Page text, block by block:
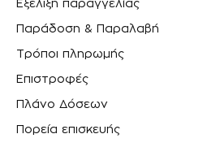
Εξέλιξη παραγγελίας
Παράδοση & Παραλαβή
Τρόποι πληρωμής
Επιστροφές
Πλάνο Δόσεων
Πορεία επισκευής